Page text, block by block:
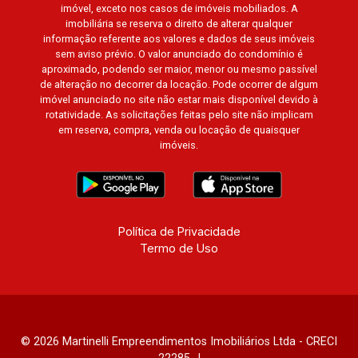
imóvel, exceto nos casos de imóveis mobiliados. A
imobiliária se reserva o direito de alterar qualquer
informação referente aos valores e dados de seus imóveis
sem aviso prévio. O valor anunciado do condomínio é
aproximado, podendo ser maior, menor ou mesmo passível
de alteração no decorrer da locação. Pode ocorrer de algum
imóvel anunciado no site não estar mais disponível devido à
rotatividade. As solicitações feitas pelo site não implicam
em reserva, compra, venda ou locação de quaisquer
imóveis.
Política de Privacidade
Termo de Uso
© 2026 Martinelli Empreendimentos Imobiliários Ltda - CRECI